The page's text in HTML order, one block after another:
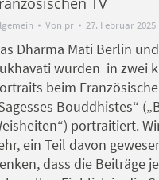
Von pr 27. Februar 2025
Dharma Mati Berlin
wurden in zwei
beim
Bouddhistes“
portraitiert.
ein Teil davon
dass die Beiträge